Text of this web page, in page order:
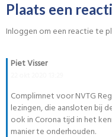
Plaats een
Inloggen om een reactie te
Piet Visser
Complimnet voor NVTG
lezingen, die aansloten bij
ook in Corona tijd in het
manier te onderhouden.